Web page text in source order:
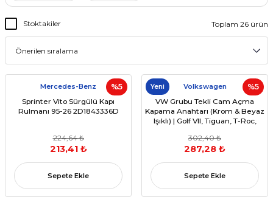
Stoktakiler Toplam 26 ürün
%5
Mercedes-Benz
Sprinter Vito Sürgülü Kapı
Rulmanı 95-26 2D1843336D
224,64 ₺
213,41 ₺
Sepete Ekle
%5
Yeni Volkswagen
VW Grubu Tekli Cam Açma
Kapama Anahtarı (Krom & Beyaz
Işıklı) | Golf VII, Tiguan, T-Roc,
(OEM 5G0959855F / 5G0959855L)
302,40 ₺
287,28 ₺
Sepete Ekle